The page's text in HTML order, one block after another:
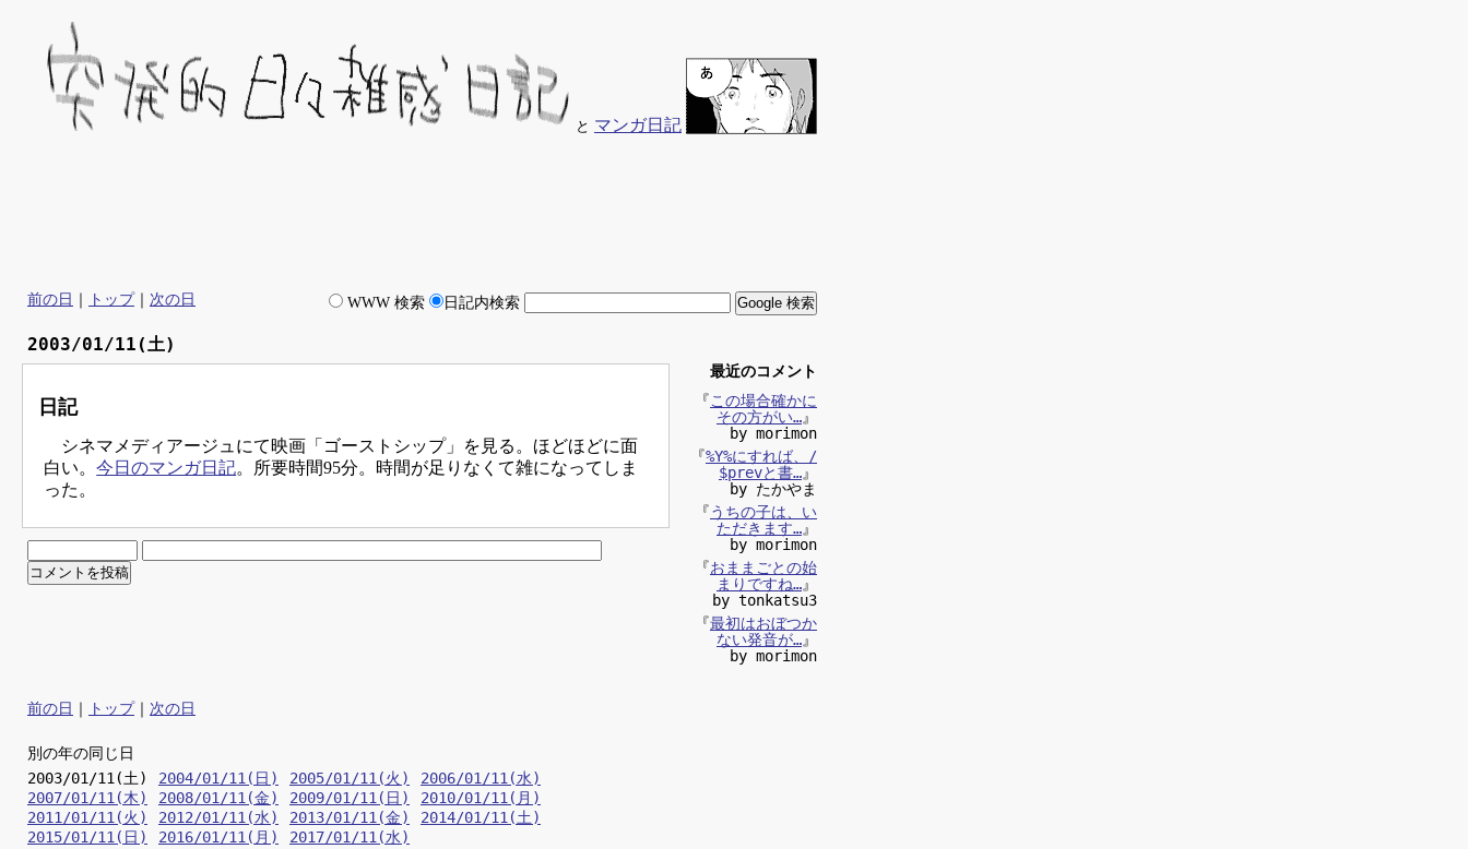
と マンガ日記
WWW 検索 日記内検索
前の日 トップ 次の日
2003/01/11(土)
日記
シネマメディアージュにて映画「ゴーストシップ」を見る。ほどほどに面
白い。今日のマンガ日記。所要時間95分。時間が足りなくて雑になってしま
った。
前の日 トップ 次の日
別の年の同じ日
2003/01/11(土)
2004/01/11(日) 2005/01/11(火)
2006/01/11(水)
2007/01/11(木)
2008/01/11(金) 2009/01/11(日)
2010/01/11(月)
2011/01/11(火)
2012/01/11(水) 2013/01/11(金)
2014/01/11(土)
2015/01/11(日)
2016/01/11(月) 2017/01/11(水)
最近のコメント
『この場合確かに
その方がい…』
by morimon
『%Y%にすれば、/
$prevと書…』
by たかやま
『うちの子は、い
ただきます…』
by morimon
『おままごとの始
まりですね…』
by tonkatsu3
『最初はおぼつか
ない発音が…』
by morimon